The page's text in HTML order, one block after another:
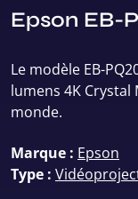
Epson EB-
Le modèle EB-
lumens 4K
monde.
Marque : Epson
Type :